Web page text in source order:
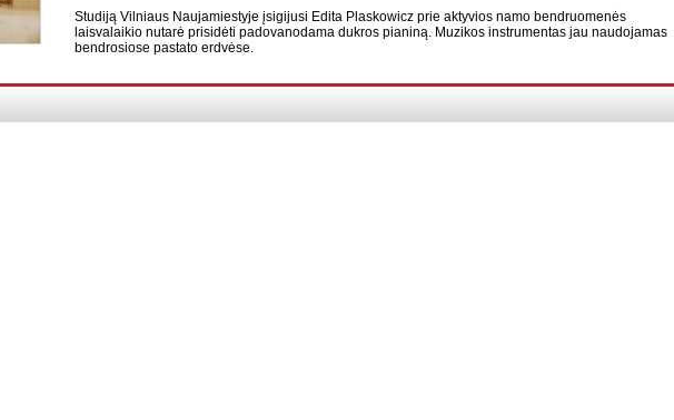
Studiją Vilniaus Naujamiestyje įsigijusi Edita Plaskowicz prie aktyvios namo bendruomenės
laisvalaikio nutarė prisidėti padovanodama dukros pianiną. Muzikos instrumentas jau naudojamas
bendrosiose pastato erdvėse.